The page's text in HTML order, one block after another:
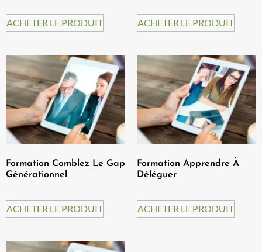
ACHETER LE PRODUIT ACHETER LE PRODUIT
Formation Comblez Le Gap
Générationnel
ACHETER LE PRODUIT
Formation Apprendre À
Déléguer
ACHETER LE PRODUIT